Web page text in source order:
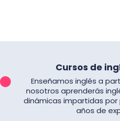
Cursos de
Enseñamos inglés a
nosotros aprenderás
dinámicas impartidas
años de